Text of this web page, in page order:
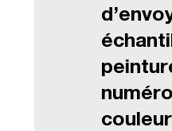
couleur